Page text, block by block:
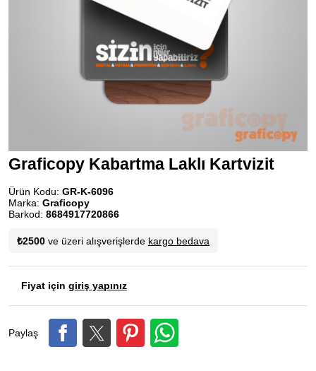
Graficopy Kabartma Laklı Kartvizit
Ürün Kodu: GR-K-6096
Marka: Graficopy
Barkod: 8684917720866
₺2500 ve üzeri alışverişlerde kargo bedava
Fiyat için giriş yapınız
Paylaş